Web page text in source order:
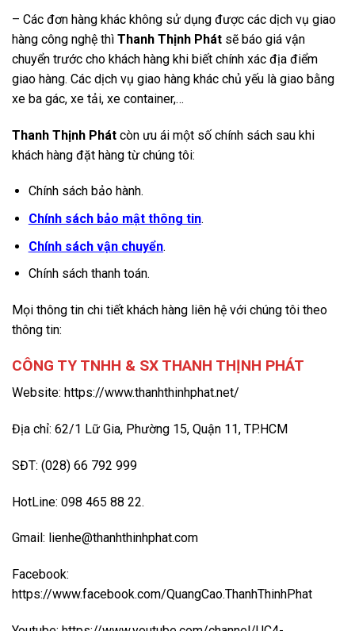
– Các đơn hàng khác không sử dụng được các dịch vụ giao
hàng công nghệ thì Thanh Thịnh Phát sẽ báo giá vận
chuyển trước cho khách hàng khi biết chính xác địa điểm
giao hàng. Các dịch vụ giao hàng khác chủ yếu là giao bằng
xe ba gác, xe tải, xe container,…
Thanh Thịnh Phát còn ưu ái một số chính sách sau khi
khách hàng đặt hàng từ chúng tôi:
Chính sách bảo hành.
Chính sách bảo mật thông tin.
Chính sách vận chuyển.
Chính sách thanh toán.
Mọi thông tin chi tiết khách hàng liên hệ với chúng tôi theo
thông tin:
CÔNG TY TNHH & SX THANH THỊNH PHÁT
Website: https://www.thanhthinhphat.net/
Địa chỉ: 62/1 Lữ Gia, Phường 15, Quận 11, TP.HCM
SĐT: (028) 66 792 999
HotLine: 098 465 88 22.
Gmail: lienhe@thanhthinhphat.com
Facebook:
https://www.facebook.com/QuangCao.ThanhThinhPhat